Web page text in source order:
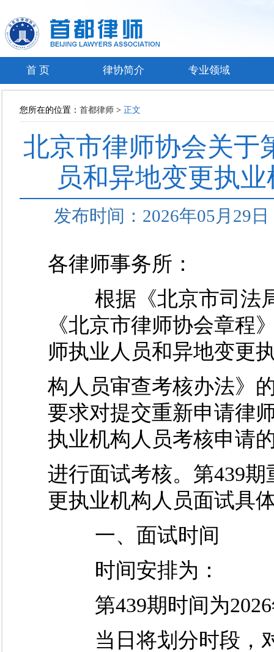
首 页 律协简介 专业领域
您所在的位置： 首都律师 > 正文
北京市律师协会关于
员和异地变更执
发布时间：2026年05月
各律师事务所：
根据《北京市司法局
《北京市律师协会章程
师执业人员和异地变更
构人员审查考核办法》
要求对提交重新申请律
执业机构人员考核申请
进行面试考核。第439
更执业机构人员面试具
一、面试时间
时间安排为：
第439期时间为2026
当日将划分时段，对